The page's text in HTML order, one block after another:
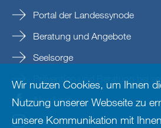
Portal der Landessynode
Beratung und Angebote
Seelsorge
Prävention und Beratung bei
Nordkirche
nordkirche
Wir nutzen Cookies, um Ihnen
Nutzung unserer Webseite zu
unsere Kommunikation mit